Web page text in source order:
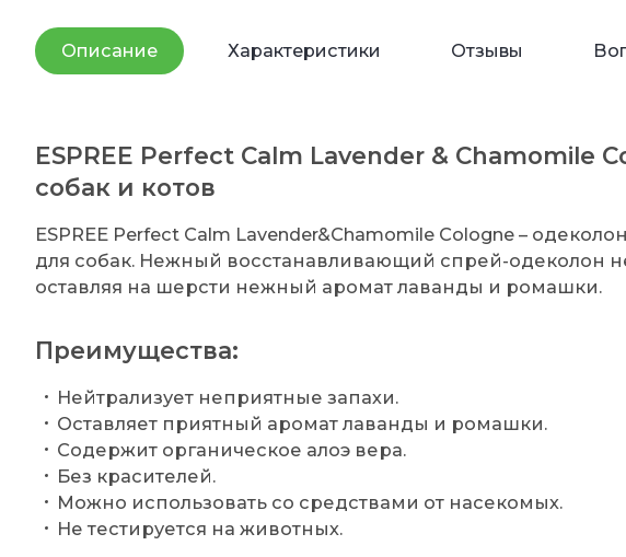
Описание Характеристики Отзывы
ESPREE Perfect Calm Lavender & Chamomile
собак и котов
ESPREE Perfect Calm Lavender&Chamomile Cologne –
для собак. Нежный восстанавливающий спрей-одеколон
оставляя на шерсти нежный аромат лаванды и ромашки.
Преимущества:
Нейтрализует неприятные запахи.
Оставляет приятный аромат лаванды и ромашки.
Содержит органическое алоэ вера.
Без красителей.
Можно использовать со средствами от насекомых.
Не тестируется на животных.